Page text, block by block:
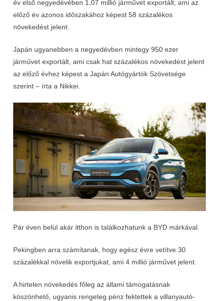
év első negyedévében 1,07 millió járművet exportált, ami az
előző év azonos időszakához képest 58 százalékos
növekedést jelent.
Japán ugyanebben a negyedévben mintegy 950 ezer
járművet exportált, ami csak hat százalékos növekedést jelent
az előző évhez képest a Japán Autógyártók Szövetsége
szerint – írta a Nikkei.
Pár éven belül akár itthon is találkozhatunk a BYD márkával.
Pekingben arra számítanak, hogy egész évre vetítve 30
százalékkal növelik exportjukat, ami 4 millió járművet jelent.
A hirtelen növekedés főleg az állami támogatásnak
köszönhető, ugyanis rengeteg pénz fektettek a villanyautó-